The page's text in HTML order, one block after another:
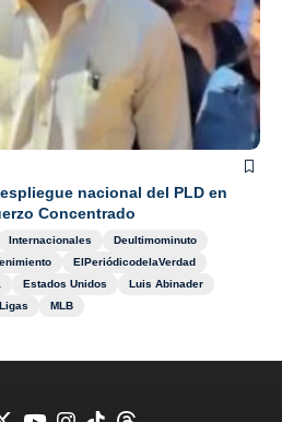
nacional del PLD en
Concentrado
Internacionales
Deultimominuto
ElPeriódicodelaVerdad
Estados Unidos
Luis Abinader
MLB